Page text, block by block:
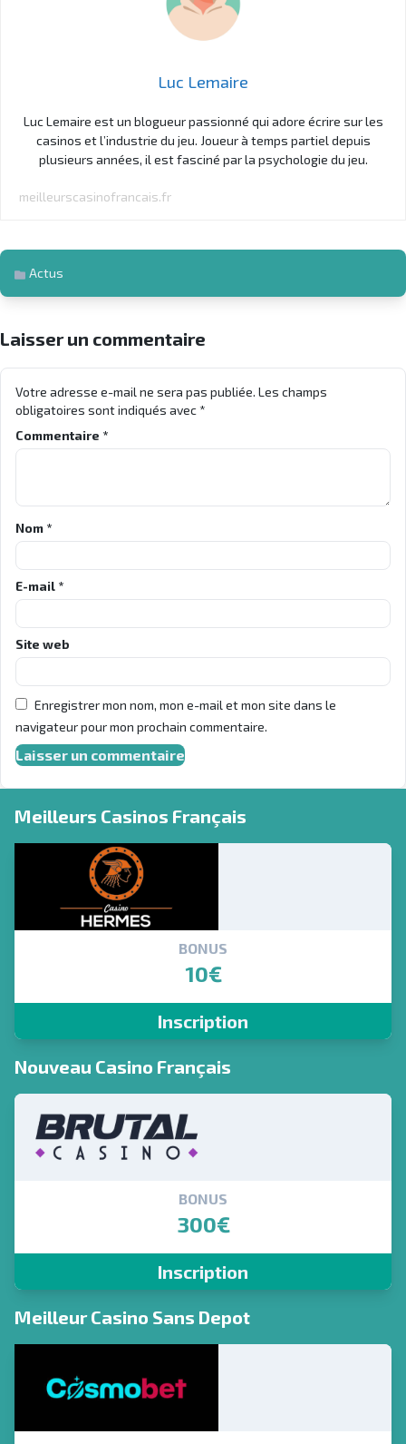
Luc Lemaire
Luc Lemaire est un blogueur passionné qui adore écrire sur les
casinos et l’industrie du jeu. Joueur à temps partiel depuis
plusieurs années, il est fasciné par la psychologie du jeu.
meilleurscasinofrancais.fr
Actus
Laisser un commentaire
Votre adresse e-mail ne sera pas publiée. Les champs
obligatoires sont indiqués avec*
Commentaire *
Nom *
E-mail *
Site web
Enregistrer mon nom, mon e-mail et mon site dans le
navigateur pour mon prochain commentaire.
Meilleurs Casinos Français
BONUS
10€
Inscription
Nouveau Casino Français
BONUS
300€
Inscription
Meilleur Casino Sans Depot